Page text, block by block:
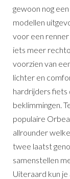
gewoon nog
modellen
voor een
iets meer
voorzien van
lichter en
hardrijders
beklimmingen.
populaire
allrounder
twee laatst
samenstellen
Uiteraard kun